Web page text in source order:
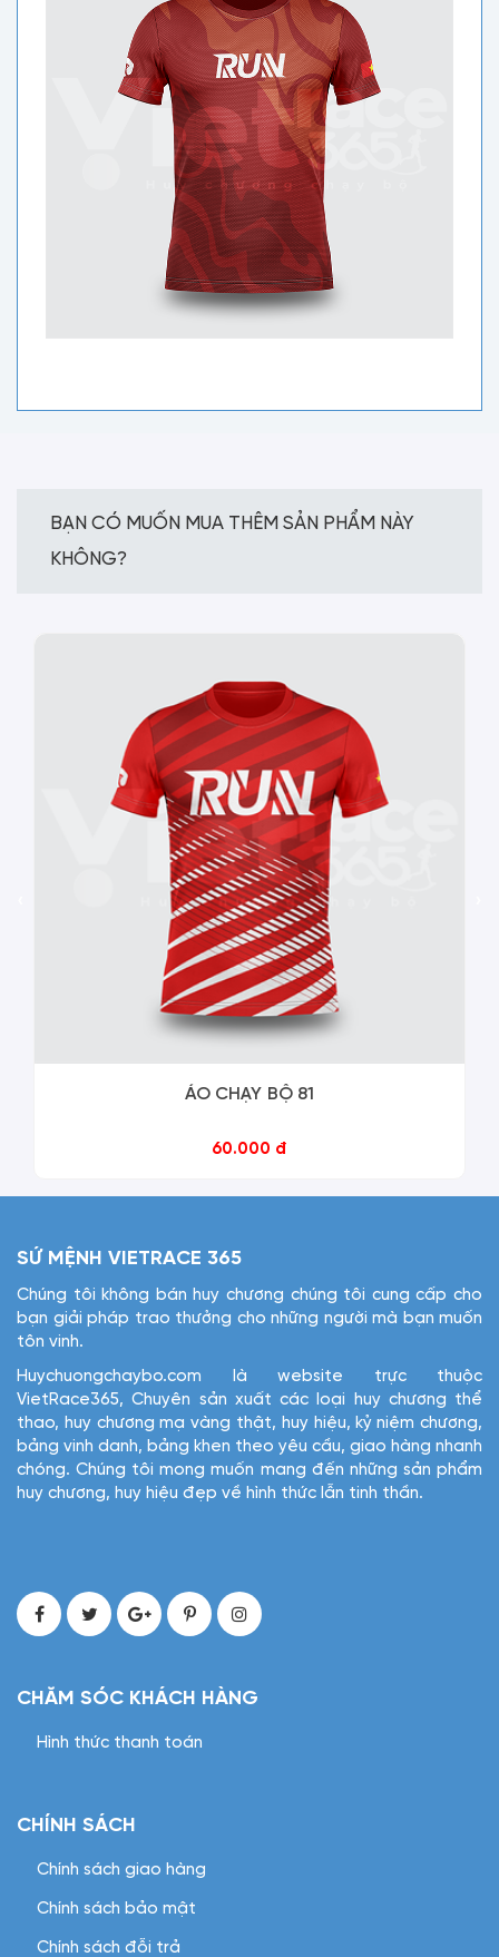
BẠN CÓ MUỐN MUA THÊM SẢN PHẨM NÀY
KHÔNG?
ÁO CHẠY BỘ 81
60.000 đ
SỨ MỆNH VIETRACE 365
Chúng tôi không bán huy chương chúng tôi cung cấp cho
bạn giải pháp trao thưởng cho những người mà bạn muốn
tôn vinh.
Huychuongchaybo.com là website trực thuộc
VietRace365, Chuyên sản xuất các loại huy chương thể
thao, huy chương mạ vàng thật, huy hiệu, kỷ niệm chương,
bảng vinh danh, bảng khen theo yêu cầu, giao hàng nhanh
chóng. Chúng tôi mong muốn mang đến những sản phẩm
huy chương, huy hiệu đẹp về hình thức lẫn tinh thần.
CHĂM SÓC KHÁCH HÀNG
Hình thức thanh toán
CHÍNH SÁCH
Chính sách giao hàng
Chính sách bảo mật
Chính sách đỗi trả